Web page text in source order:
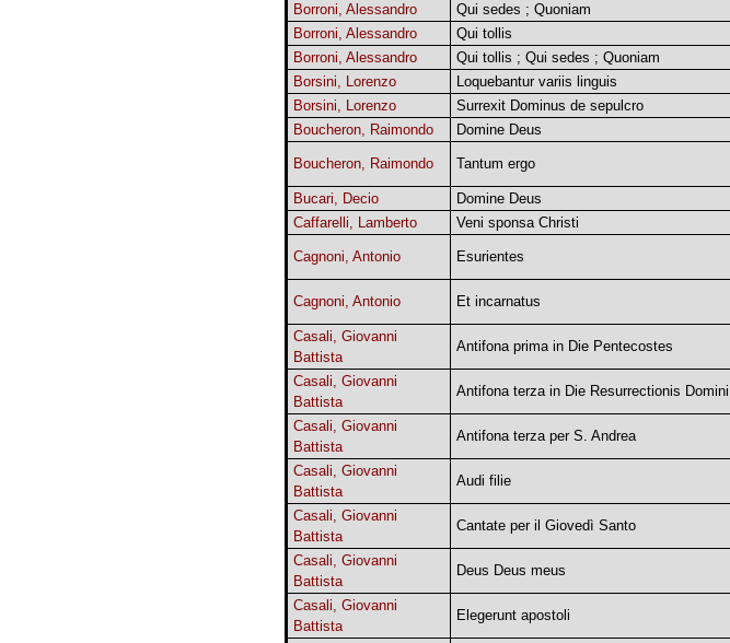
Borroni, Alessandro
Qui sedes ; Quoniam
Borroni, Alessandro
Qui tollis
Borroni, Alessandro
Qui tollis ; Qui sedes ; Quoniam
Borsini, Lorenzo
Loquebantur variis linguis
Borsini, Lorenzo
Surrexit Dominus de sepulcro
Boucheron, Raimondo
Domine Deus
Boucheron, Raimondo Tantum ergo
Bucari, Decio
Domine Deus
Caffarelli, Lamberto
Veni sponsa Christi
Cagnoni, Antonio Esurientes
Cagnoni, Antonio Et incarnatus
Casali, Giovanni
Battista
Antifona prima in Die Pentecostes
Casali, Giovanni
Battista
Antifona terza in Die Resurrectionis Domini
Casali, Giovanni
Battista
Antifona terza per S. Andrea
Casali, Giovanni
Battista
Audi filie
Casali, Giovanni
Battista
Cantate per il Giovedì Santo
Casali, Giovanni
Battista
Deus Deus meus
Casali, Giovanni
Battista
Elegerunt apostoli